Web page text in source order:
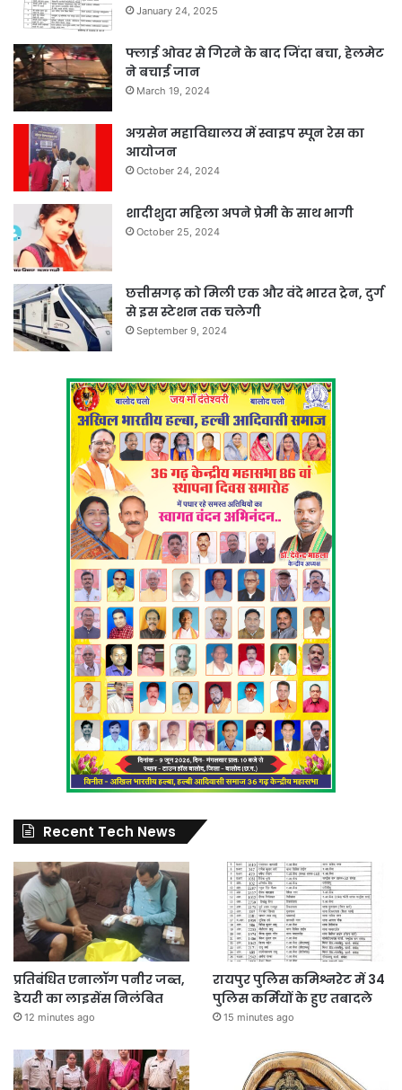
January 24, 2025
फ्लाई ओवर से गिरने के बाद जिंदा बचा, हेलमेट
ने बचाई जान
March 19, 2024
अग्रसेन महाविद्यालय में स्वाइप स्पून रेस का
आयोजन
October 24, 2024
शादीशुदा महिला अपने प्रेमी के साथ भागी
October 25, 2024
छत्तीसगढ़ को मिली एक और वंदे भारत ट्रेन, दुर्ग
से इस स्टेशन तक चलेगी
September 9, 2024
Recent Tech News
प्रतिबंधित एनालॉग पनीर जब्त,
डेयरी का लाइसेंस निलंबित
12 minutes ago
रायपुर पुलिस कमिश्नरेट में 34
पुलिस कर्मियों के हुए तबादले
15 minutes ago